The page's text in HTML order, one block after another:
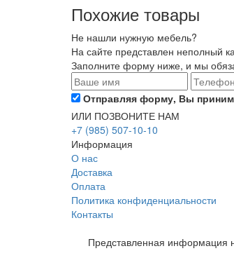
Похожие товары
Не нашли нужную мебель?
На сайте представлен неполный
Заполните форму ниже, и мы
Отправляя форму, Вы
ИЛИ ПОЗВОНИТЕ НАМ
+7 (985) 507-10-10
Информация
О нас
Доставка
Оплата
Политика конфиденциальности
Контакты
Представленная информация